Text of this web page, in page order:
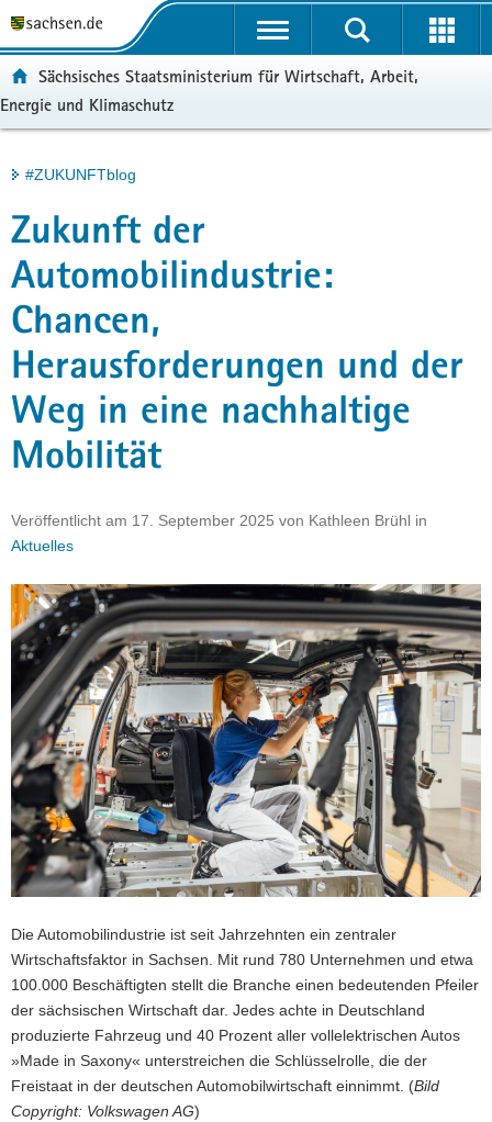
t
a
l
e
r
g
e
i
f
n
d
e
a
v
g
a
t
o
n
u
p
t
h
a
l
e
r
v
e
Portalübergreifende
Sächsisches Staatsministerium für Wirtschaft, Arbeit,
Energie und Klimaschutz
Hauptinhalt
#ZUKUNFTblog
Zukunft der
Automobilindustrie:
Chancen,
Herausforderungen und der
Weg in eine nachhaltige
Mobilität
Veröffentlicht am 17. September 2025 von Kathleen Brühl in
Aktuelles
Die Automobilindustrie ist seit Jahrzehnten ein zentraler
Wirtschaftsfaktor in Sachsen. Mit rund 780 Unternehmen und etwa
100.000 Beschäftigten stellt die Branche einen bedeutenden Pfeiler
der sächsischen Wirtschaft dar. Jedes achte in Deutschland
produzierte Fahrzeug und 40 Prozent aller vollelektrischen Autos
»Made in Saxony« unterstreichen die Schlüsselrolle, die der
Freistaat in der deutschen Automobilwirtschaft einnimmt. (Bild
Copyright: Volkswagen AG)